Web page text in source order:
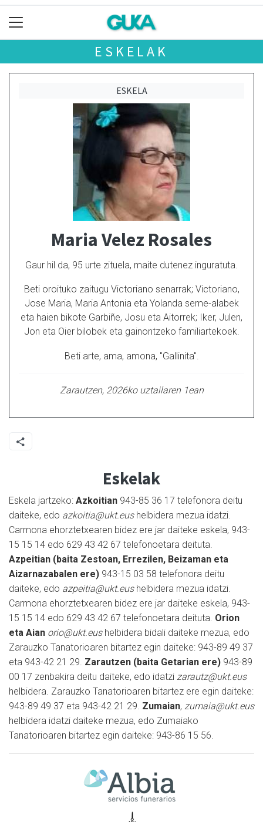
ESKELAK
ESKELA
Maria Velez Rosales
Gaur hil da, 95 urte zituela, maite dutenez inguratuta.
Beti oroituko zaitugu Victoriano senarrak; Victoriano,
Jose Maria, Maria Antonia eta Yolanda seme-alabek
eta haien bikote Garbiñe, Josu eta Aitorrek; Iker, Julen,
Jon eta Oier bilobek eta gainontzeko familiartekoek.
Beti arte, ama, amona, "Gallinita".
Zarautzen, 2026ko uztailaren 1ean
Eskelak
Eskela jartzeko: Azkoitian 943-85 36 17 telefonora deitu
daiteke, edo azkoitia@ukt.eushelbidera mezua idatzi.
Carmona ehorztetxearen bidez ere jar daiteke eskela, 943-
15 15 14 edo 629 43 42 67 telefonoetara deituta.
Azpeitian (baita Zestoan, Errezilen, Beizaman eta
Aizarnazabalen ere) 943-15 03 58 telefonora deitu
daiteke, edo azpeitia@ukt.eushelbidera mezua idatzi.
Carmona ehorztetxearen bidez ere jar daiteke eskela, 943-
15 15 14 edo 629 43 42 67 telefonoetara deituta. Orion
eta Aian orio@ukt.eushelbidera bidali daiteke mezua, edo
Zarauzko Tanatorioaren bitartez egin daiteke: 943-89 49 37
eta 943-42 21 29. Zarautzen (baita Getarian ere) 943-89
00 17 zenbakira deitu daiteke, edo idatzi zarautz@ukt.eus
helbidera. Zarauzko Tanatorioaren bitartez ere egin daiteke:
943-89 49 37 eta 943-42 21 29. Zumaian, zumaia@ukt.eus
helbidera idatzi daiteke mezua, edo Zumaiako
Tanatorioaren bitartez egin daiteke: 943-86 15 56.